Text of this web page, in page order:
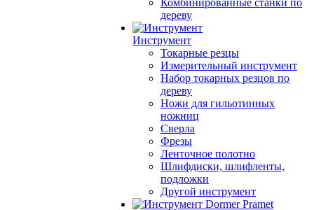
Комбинированные станки по
дереву
Инструмент
Токарные резцы
Измерительный инструмент
Набор токарных резцов по
дереву
Ножи для гильотинных
ножниц
Сверла
Фрезы
Ленточное полотно
Шлифдиски, шлифленты,
подложки
Другой инструмент